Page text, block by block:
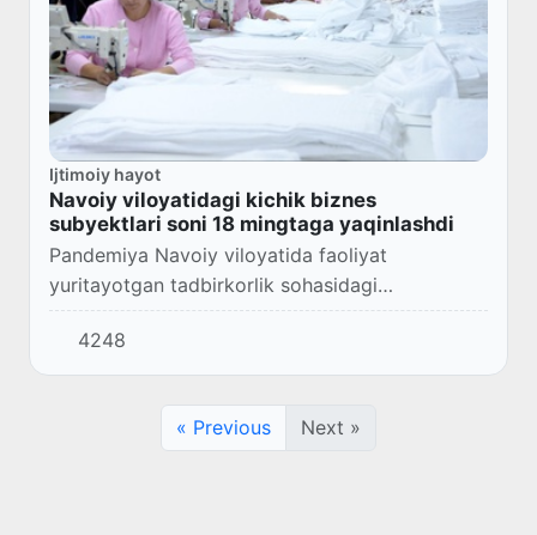
Ijtimoiy hayot
Navoiy viloyatidagi kichik biznes
subyektlari soni 18 mingtaga yaqinlashdi
Pandemiya Navoiy viloyatida faoliyat
yuritayotgan tadbirkorlik sohasidagi
korxonalarga salbiy taʼsir koʻrsatmoqda.
4248
« Previous Next »